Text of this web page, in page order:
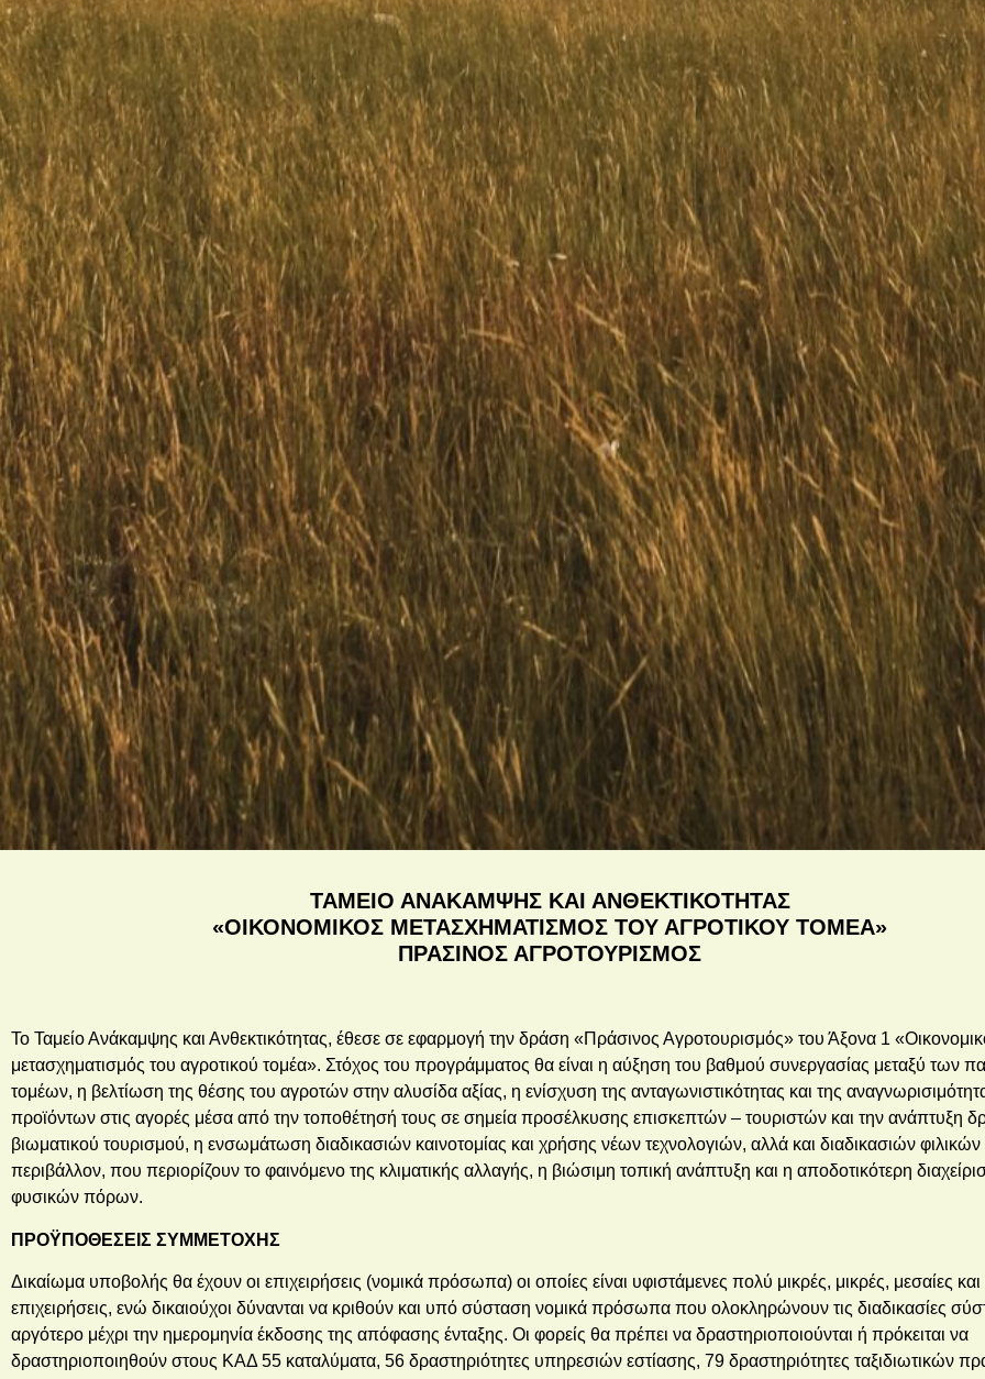
ΤΑΜΕΙΟ ΑΝΑΚΑΜΨΗΣ ΚΑΙ ΑΝΘΕΚΤΙΚΟΤΗΤΑΣ
«ΟΙΚΟΝΟΜΙΚΟΣ ΜΕΤΑΣΧΗΜΑΤΙΣΜΟΣ ΤΟΥ ΑΓΡΟΤΙΚΟΥ ΤΟΜΕΑ»
ΠΡΑΣΙΝΟΣ ΑΓΡΟΤΟΥΡΙΣΜΟΣ
Το Ταμείο Ανάκαμψης και Ανθεκτικότητας, έθεσε σε εφαρμογή την δράση «Πράσινος Αγροτουρισμός» του Άξονα 1
μετασχηματισμός του αγροτικού τομέα». Στόχος του προγράμματος θα είναι η αύξηση του βαθμού συνεργασίας μεταξύ των
τομέων, η βελτίωση της θέσης του αγροτών στην αλυσίδα αξίας, η ενίσχυση της ανταγωνιστικότητας και της
προϊόντων στις αγορές μέσα από την τοποθέτησή τους σε σημεία προσέλκυσης επισκεπτών – τουριστών και την ανάπτυξη
βιωματικού τουρισμού, η ενσωμάτωση διαδικασιών καινοτομίας και χρήσης νέων τεχνολογιών, αλλά και διαδικασιών
περιβάλλον, που περιορίζουν το φαινόμενο της κλιματικής αλλαγής, η βιώσιμη τοπική ανάπτυξη και η αποδοτικότερη
φυσικών πόρων.
ΠΡΟΫΠΟΘΕΣΕΙΣ ΣΥΜΜΕΤΟΧΗΣ
Δικαίωμα υποβολής θα έχουν οι επιχειρήσεις (νομικά πρόσωπα) οι οποίες είναι υφιστάμενες πολύ μικρές, μικρές, μεσαίες και
επιχειρήσεις, ενώ δικαιούχοι δύνανται να κριθούν και υπό σύσταση νομικά πρόσωπα που ολοκληρώνουν τις διαδικασίες
αργότερο μέχρι την ημερομηνία έκδοσης της απόφασης ένταξης. Οι φορείς θα πρέπει να δραστηριοποιούνται ή πρόκειται να
δραστηριοποιηθούν στους ΚΑΔ 55 καταλύματα, 56 δραστηριότητες υπηρεσιών εστίασης, 79 δραστηριότητες ταξιδιωτικών